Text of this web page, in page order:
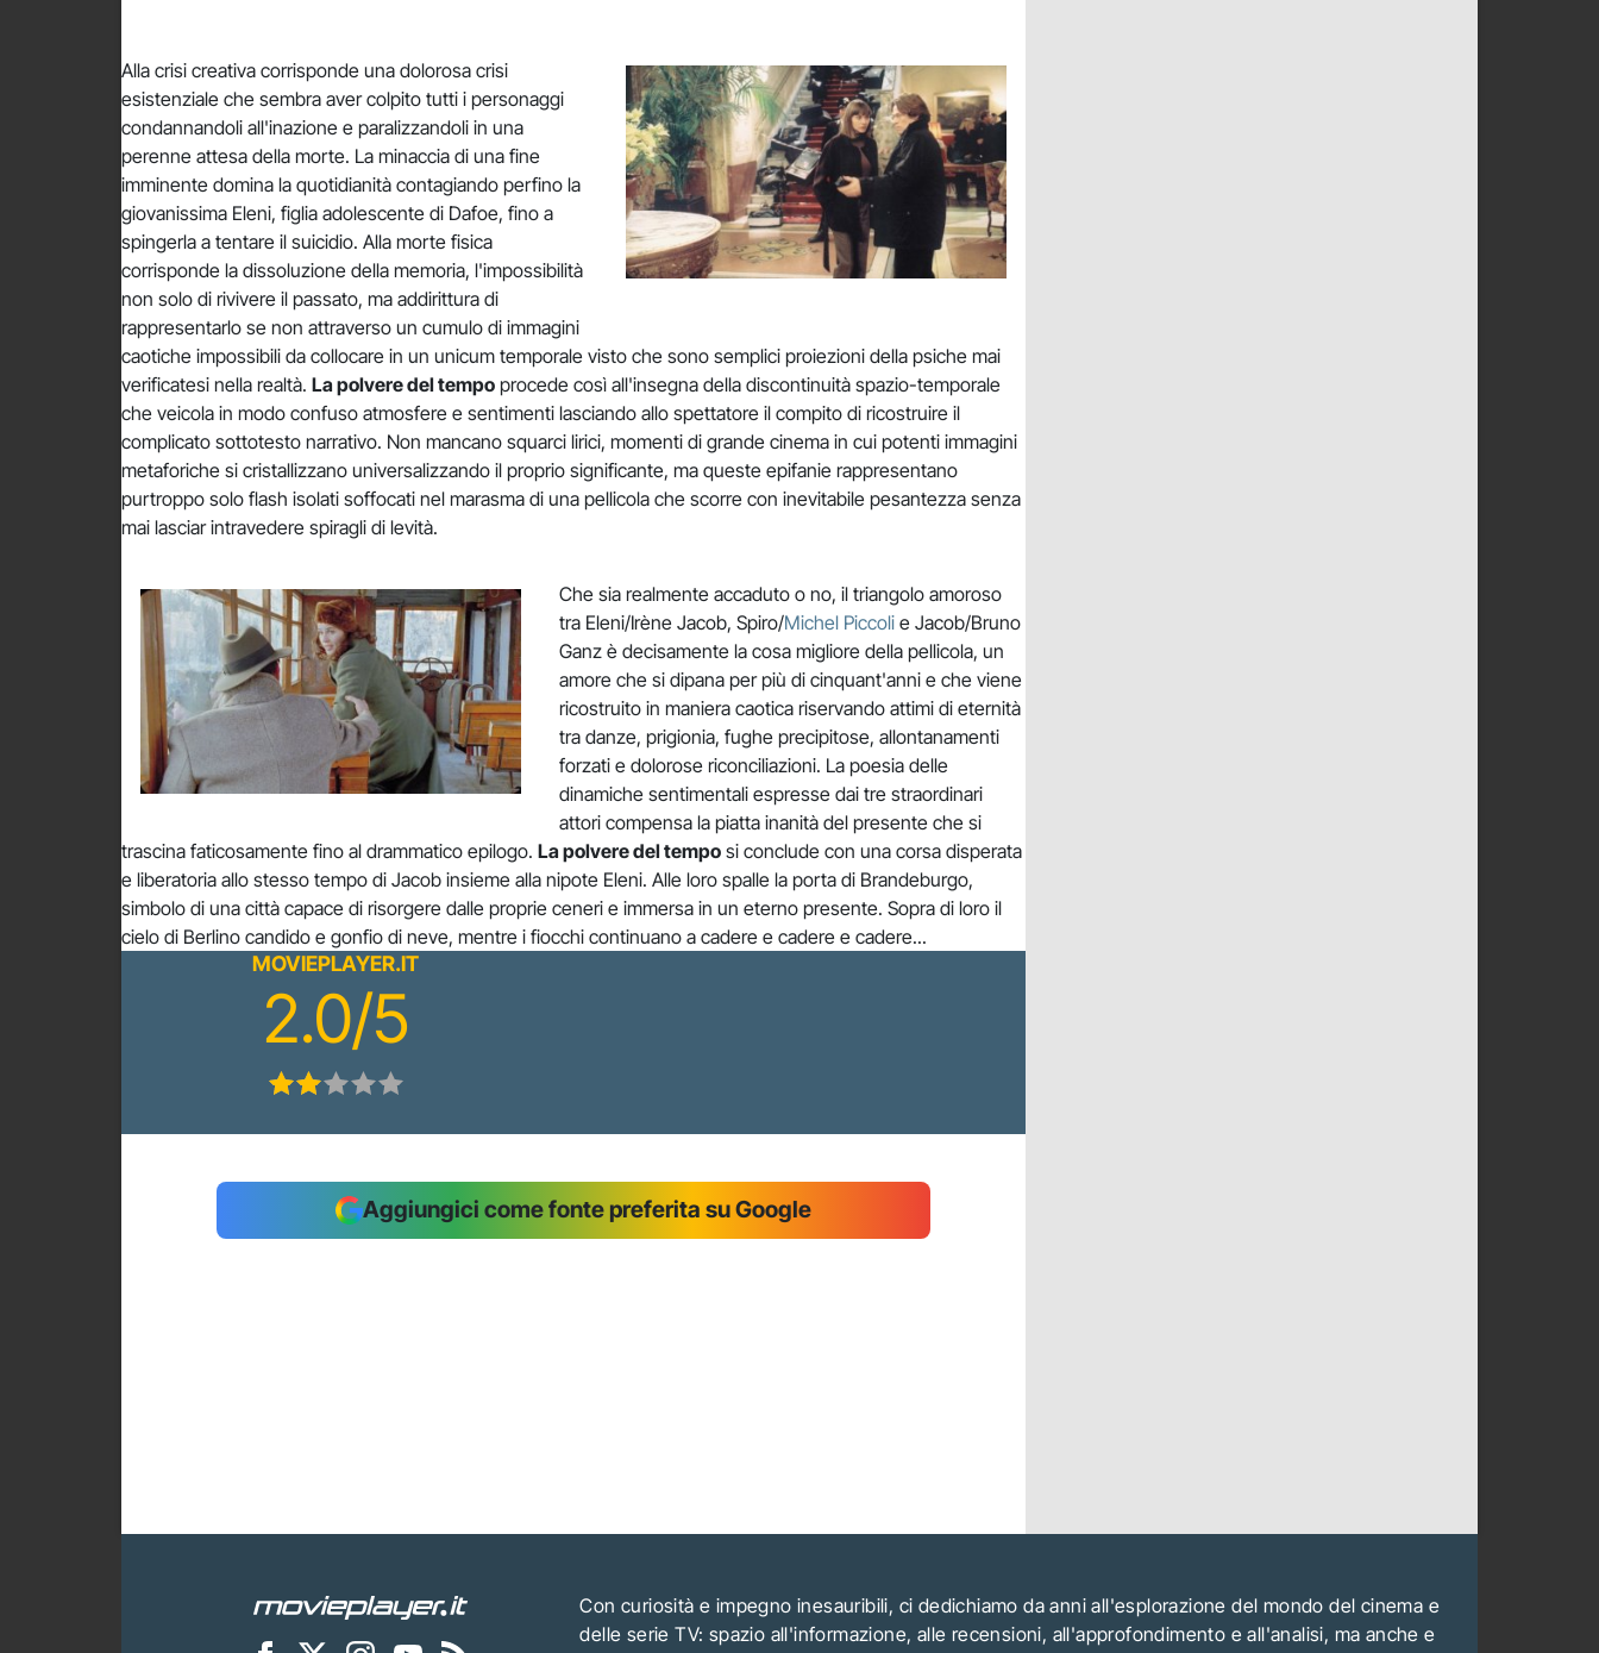
Alla crisi creativa corrisponde una dolorosa crisi
esistenziale che sembra aver colpito tutti i personaggi
condannandoli all'inazione e paralizzandoli in una
perenne attesa della morte. La minaccia di una fine
imminente domina la quotidianità contagiando perfino la
giovanissima Eleni, figlia adolescente di Dafoe, fino a
spingerla a tentare il suicidio. Alla morte fisica
corrisponde la dissoluzione della memoria, l'impossibilità
non solo di rivivere il passato, ma addirittura di
rappresentarlo se non attraverso un cumulo di immagini
caotiche impossibili da collocare in un unicum temporale visto che sono semplici proiezioni della psiche mai
verificatesi nella realtà. La polvere del tempo procede così all'insegna della discontinuità spazio-temporale
che veicola in modo confuso atmosfere e sentimenti lasciando allo spettatore il compito di ricostruire il
complicato sottotesto narrativo. Non mancano squarci lirici, momenti di grande cinema in cui potenti immagini
metaforiche si cristallizzano universalizzando il proprio significante, ma queste epifanie rappresentano
purtroppo solo flash isolati soffocati nel marasma di una pellicola che scorre con inevitabile pesantezza senza
mai lasciar intravedere spiragli di levità.
Che sia realmente accaduto o no, il triangolo amoroso
tra Eleni/Irène Jacob, Spiro/Michel Piccoli e Jacob/Bruno
Ganz è decisamente la cosa migliore della pellicola, un
amore che si dipana per più di cinquant'anni e che viene
ricostruito in maniera caotica riservando attimi di eternità
tra danze, prigionia, fughe precipitose, allontanamenti
forzati e dolorose riconciliazioni. La poesia delle
dinamiche sentimentali espresse dai tre straordinari
attori compensa la piatta inanità del presente che si
trascina faticosamente fino al drammatico epilogo. La polvere del tempo si conclude con una corsa disperata
e liberatoria allo stesso tempo di Jacob insieme alla nipote Eleni. Alle loro spalle la porta di Brandeburgo,
simbolo di una città capace di risorgere dalle proprie ceneri e immersa in un eterno presente. Sopra di loro il
cielo di Berlino candido e gonfio di neve, mentre i fiocchi continuano a cadere e cadere e cadere...
MOVIEPLAYER.IT
2.0/5
Aggiungici come fonte preferita su Google
Con curiosità e impegno inesauribili, ci dedichiamo da anni all'esplorazione del mondo del cinema e
delle serie TV: spazio all'informazione, alle recensioni, all'approfondimento e all'analisi, ma anche e